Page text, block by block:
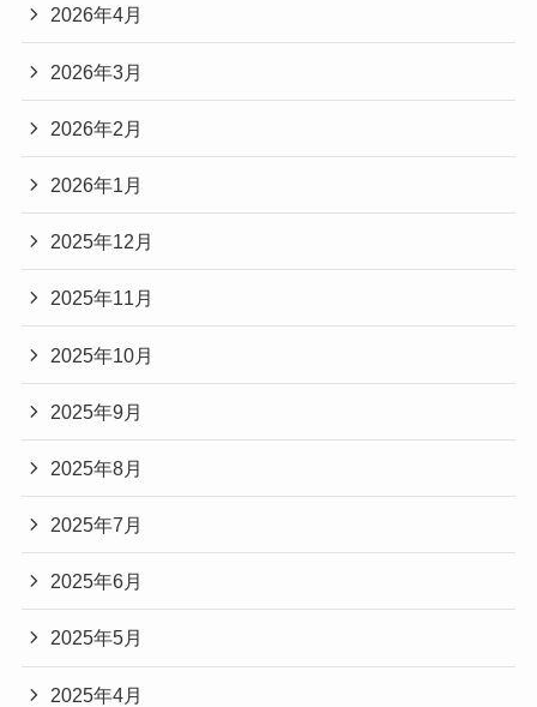
2026年4月
2026年3月
2026年2月
2026年1月
2025年12月
2025年11月
2025年10月
2025年9月
2025年8月
2025年7月
2025年6月
2025年5月
2025年4月